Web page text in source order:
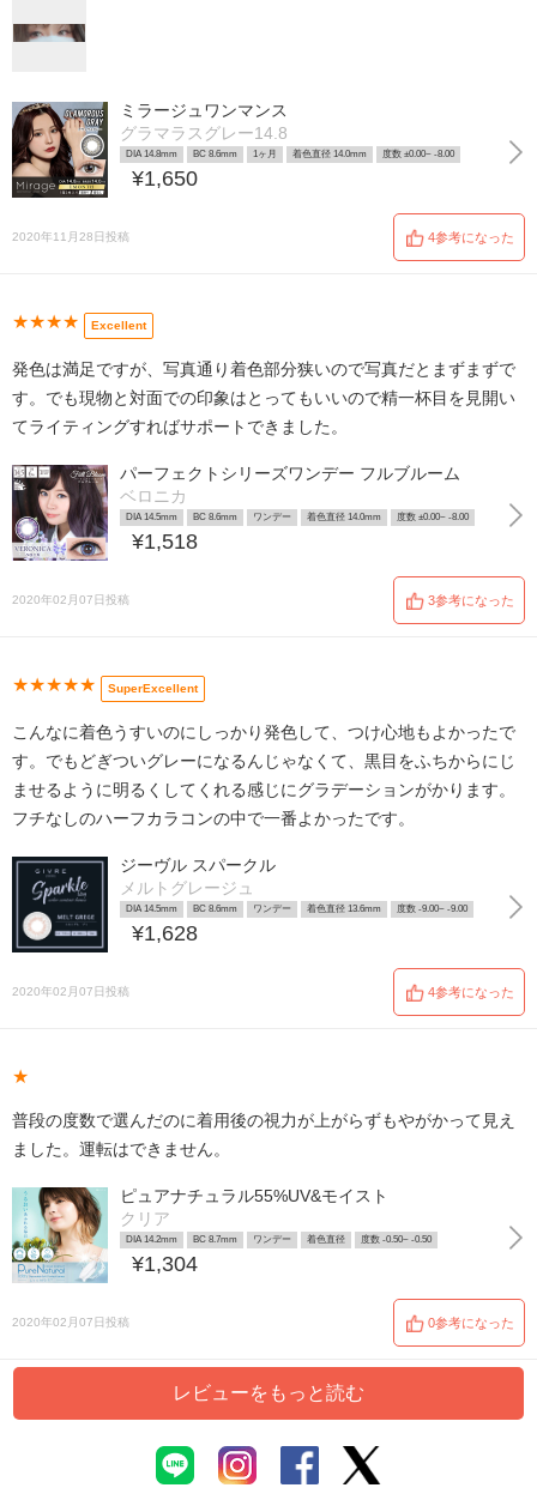
ミラージュワンマンス
グラマラスグレー14.8
DIA 14.8mm BC 8.6mm 1ヶ月 着色直径 14.0mm 度数 ±0.00~ -8.00
¥1,650
2020年11月28日投稿 4参考になった
★★★★ Excellent
発色は満足ですが、写真通り着色部分狭いので写真だとまずまずで
す。でも現物と対面での印象はとってもいいので精一杯目を見開い
てライティングすればサポートできました。
パーフェクトシリーズワンデー フルブルーム
ベロニカ
DIA 14.5mm BC 8.6mm ワンデー 着色直径 14.0mm 度数 ±0.00~ -8.00
¥1,518
2020年02月07日投稿 3参考になった
★★★★★ SuperExcellent
こんなに着色うすいのにしっかり発色して、つけ心地もよかったで
す。でもどぎついグレーになるんじゃなくて、黒目をふちからにじ
ませるように明るくしてくれる感じにグラデーションがかります。
フチなしのハーフカラコンの中で一番よかったです。
ジーヴル スパークル
メルトグレージュ
DIA 14.5mm BC 8.6mm ワンデー 着色直径 13.6mm 度数 -9.00~ -9.00
¥1,628
2020年02月07日投稿 4参考になった
★
普段の度数で選んだのに着用後の視力が上がらずもやがかって見え
ました。運転はできません。
ピュアナチュラル55%UV&モイスト
クリア
DIA 14.2mm BC 8.7mm ワンデー 着色直径 度数 -0.50~ -0.50
¥1,304
2020年02月07日投稿 0参考になった
レビューをもっと読む